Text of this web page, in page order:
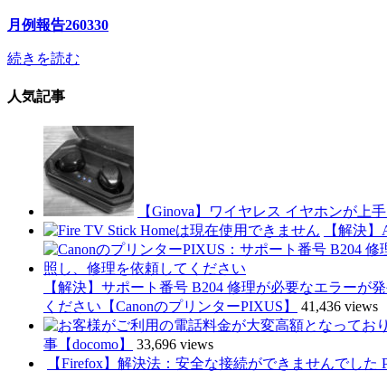
月例報告260330
続きを読む
人気記事
【Ginova】ワイヤレス イヤホンが上
【解決
【解決】サポート番号 B204 修理が必要なエラー
ください【CanonのプリンターPIXUS】
41,436 views
事【docomo】
33,696 views
【Firefox】解決法：安全な接続ができませんでした